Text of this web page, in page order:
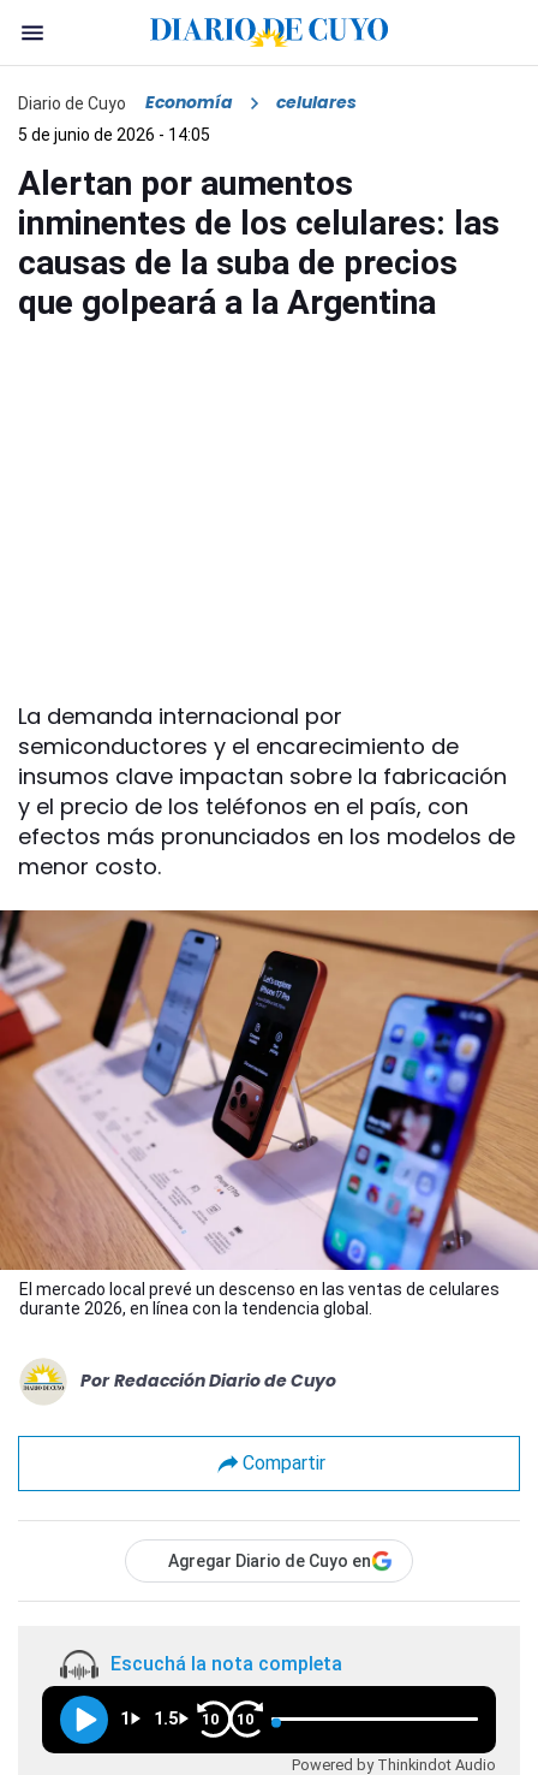
Diario de Cuyo Economía celulares
5 de junio de 2026 - 14:05
Alertan por aumentos
inminentes de los celulares: las
causas de la suba de precios
que golpeará a la Argentina
La demanda internacional por
semiconductores y el encarecimiento de
insumos clave impactan sobre la fabricación
y el precio de los teléfonos en el país, con
efectos más pronunciados en los modelos de
menor costo.
El mercado local prevé un descenso en las ventas de celulares
durante 2026, en línea con la tendencia global.
Por Redacción Diario de Cuyo
Compartir
Agregar Diario de Cuyo en
Escuchá la nota completa
1 1.5 10 10
Powered by Thinkindot Audio